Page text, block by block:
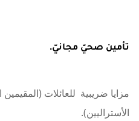
تأمين صحيّ مجانيّ.
مزايا ضريبية للعائلات (المقيمين
الأستراليين).